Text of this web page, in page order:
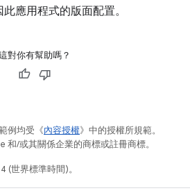
應用程式的版面配置。
對你有幫助嗎？
例均受《內容授權》中的授權所規範。
/或其關係企業的商標或註冊商標。
世界標準時間)。